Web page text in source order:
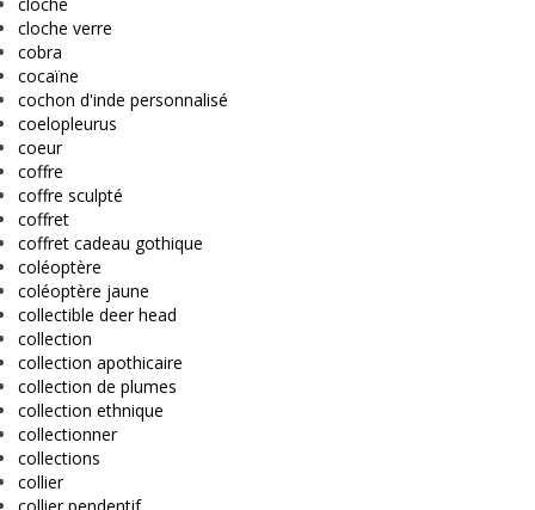
cloche verre
cobra
cocaïne
cochon d'inde personnalisé
coelopleurus
coeur
coffre
coffre sculpté
coffret
coffret cadeau gothique
coléoptère
coléoptère jaune
collectible deer head
collection
collection apothicaire
collection de plumes
collection ethnique
collectionner
collections
collier
collier pendentif